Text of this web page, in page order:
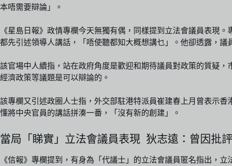
本唔需要辯論」。
《星島日報》政情專欄今天無獨有偶，同樣提到立法會議員表現
都先引述領導人講話，「唔使聽都知大概想講乜」。他卻透露，
該官場中人續指，站在政府角度是歡迎和期待議員對政策的質疑
經濟政策等議題是可以辯論的。
該專欄又引述政圈人士指，外交部駐港特派員崔建春上月曾表示香
懂將中央官員的講話拼湊一番，「沒有新的創建」。
當局「睇實」立法會議員表現 狄志遠：曾因批評
《信報》專欄提到，有身為「代議士」的立法會議員匿名指出，